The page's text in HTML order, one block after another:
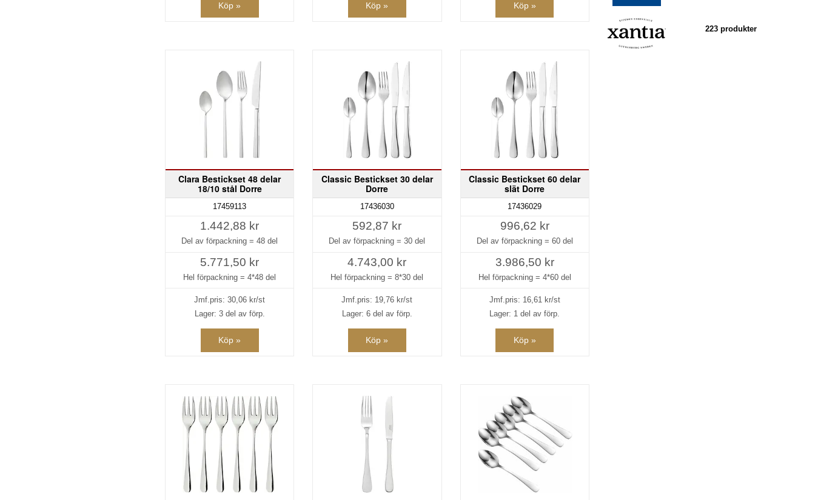
Köp » Köp » Köp »
Clara Bestickset 48 delar
18/10 stål Dorre
17459113
1.442,88 kr
Del av förpackning =48 del
5.771,50 kr
Hel förpackning =4*48 del
Jmf.pris:30,06 kr/st
Lager: 3 del av förp.
Köp »
Classic Bestickset 30 delar
Dorre
17436030
592,87 kr
Del av förpackning =30 del
4.743,00 kr
Hel förpackning =8*30 del
Jmf.pris: 19,76 kr/st
Lager: 6 del av förp.
Köp »
Classic Bestickset 60 delar
slät Dorre
17436029
996,62 kr
Del av förpackning = 60 del
3.986,50 kr
Hel förpackning = 4*60 del
Jmf.pris: 16,61kr/st
Lager: 1 del av förp.
Köp »
223 produkter